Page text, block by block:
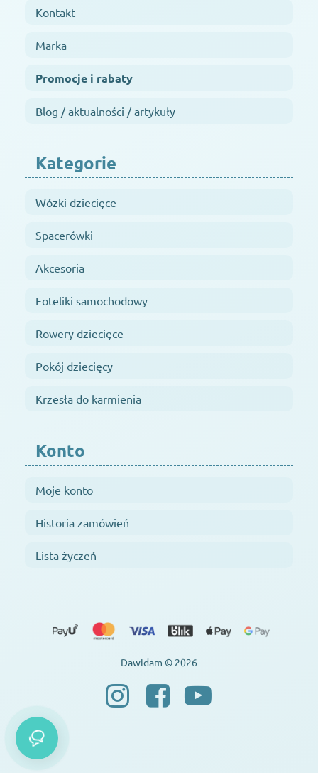
Kontakt
Marka
Promocje i rabaty
Blog / aktualności / artykuły
Kategorie
Wózki dziecięce
Spacerówki
Akcesoria
Foteliki samochodowy
Rowery dziecięce
Pokój dziecięcy
Krzesła do karmienia
Konto
Moje konto
Historia zamówień
Lista życzeń
Dawidam © 2026